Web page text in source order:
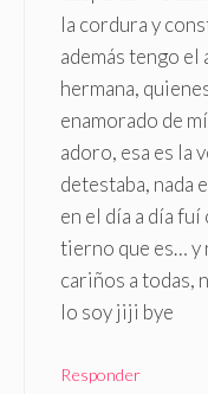
la cordura y
además tengo el
hermana,
enamorado de
adoro, esa es la
detestaba, nada
en el día a día
tierno que es… y
cariños a todas,
lo soy jiji bye
Responder